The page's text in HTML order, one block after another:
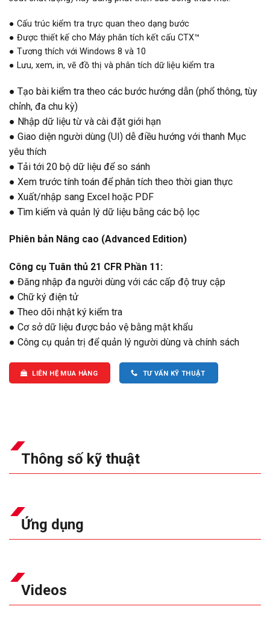
● Cấu trúc kiểm tra trực quan theo dạng bước
● Được thiết kế cho Máy phân tích kết cấu CTX™
● Tương thích với Windows 8 và 10
● Lưu, xem, in, vẽ đồ thị và phân tích dữ liệu kiểm tra
● Tạo bài kiểm tra theo các bước hướng dẫn (phổ thông, tùy
chỉnh, đa chu kỳ)
● Nhập dữ liệu từ và cài đặt giới hạn
● Giao diện người dùng (UI) dễ điều hướng với thanh Mục
yêu thích
● Tải tới 20 bộ dữ liệu để so sánh
● Xem trước tính toán để phân tích theo thời gian thực
● Xuất/nhập sang Excel hoặc PDF
● Tìm kiếm và quản lý dữ liệu bằng các bộ lọc
Phiên bản Nâng cao (Advanced Edition)
Công cụ Tuân thủ 21 CFR Phần 11:
● Đăng nhập đa người dùng với các cấp độ truy cập
● Chữ ký điện tử
● Theo dõi nhật ký kiểm tra
● Cơ sở dữ liệu được bảo vệ bằng mật khẩu
● Công cụ quản trị để quản lý người dùng và chính sách
LIÊN HỆ MUA HÀNG TƯ VẤN KỸ THUẬT
Thông số kỹ thuật
Ứng dụng
Videos